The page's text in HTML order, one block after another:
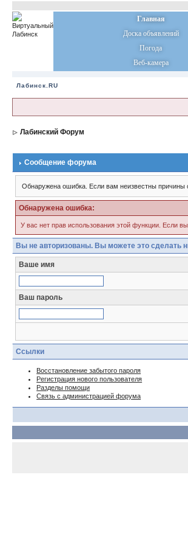
Главная
Доска объявлений
Погода
Веб-камера
Лабинск.RU
Лабинский Форум
Сообщение форума
Обнаружена ошибка. Если вам неизвестны причины
Обнаружена ошибка:
У вас нет прав использования этой функции. Если
Вы не авторизованы. Вы можете это сделать
Ваше имя
Ваш пароль
Ссылки
Восстановление забытого пароля
Регистрация нового пользователя
Разделы помощи
Связь с администрацией форума